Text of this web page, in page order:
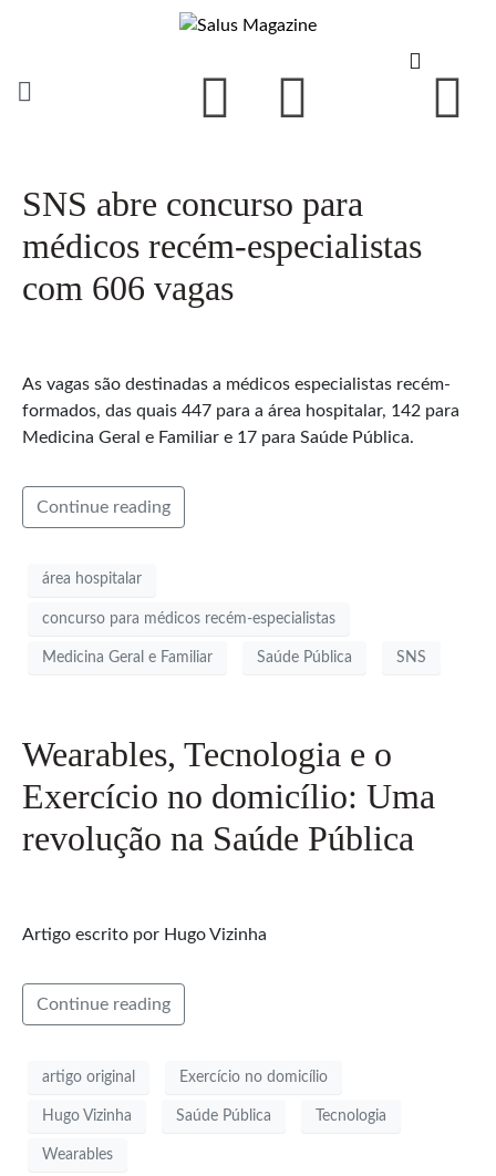
SNS abre concurso para
médicos recém-especialistas
com 606 vagas
As vagas são destinadas a médicos especialistas recém-
formados, das quais 447 para a área hospitalar, 142 para
Medicina Geral e Familiar e 17 para Saúde Pública.
Continue reading
área hospitalar
concurso para médicos recém-especialistas
Medicina Geral e Familiar Saúde Pública SNS
Wearables, Tecnologia e o
Exercício no domicílio: Uma
revolução na Saúde Pública
Artigo escrito por Hugo Vizinha
Continue reading
artigo original Exercício no domicílio
Hugo Vizinha Saúde Pública Tecnologia
Wearables